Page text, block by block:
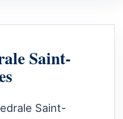
Saint-
Saint-